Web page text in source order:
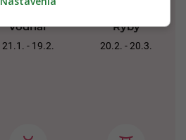
Vodnár
21.1. - 19.2.
Ryby
20.2. - 20.3.